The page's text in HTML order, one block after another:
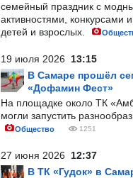
семейный праздник с
активностями, конкурсами
детей и взрослых.
19 июля 2026 13:15
В Самаре прошёл
«Дофамин Фест»
На площадке около ТК
могли запустить
Общество 1251
27 июня 2026 12:37
В ТК «Гудок» в